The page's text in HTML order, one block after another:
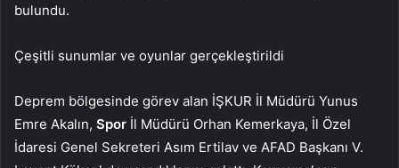
bulundu.
Çeşitli sunumlar ve oyunlar gerçekleştirildi
Deprem bölgesinde görev alan İŞKUR İl Müdürü Yunus
Emre Akalın, Spor İl Müdürü Orhan Kemerkaya, İl Özel
İdaresi Genel Sekreteri Asım Ertilav ve AFAD Başkanı V.